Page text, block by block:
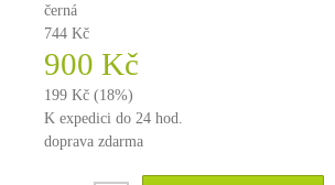
černá
744 Kč
900 Kč
199 Kč (18%)
K expedici do 24 hod.
doprava zdarma